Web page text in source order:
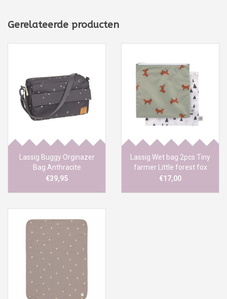
Gerelateerde producten
Lassig Buggy Orginazer
Bag Anthracite
€39,95
Lassig Wet bag 2pcs Tiny
farmer Little forest fox
€17,00